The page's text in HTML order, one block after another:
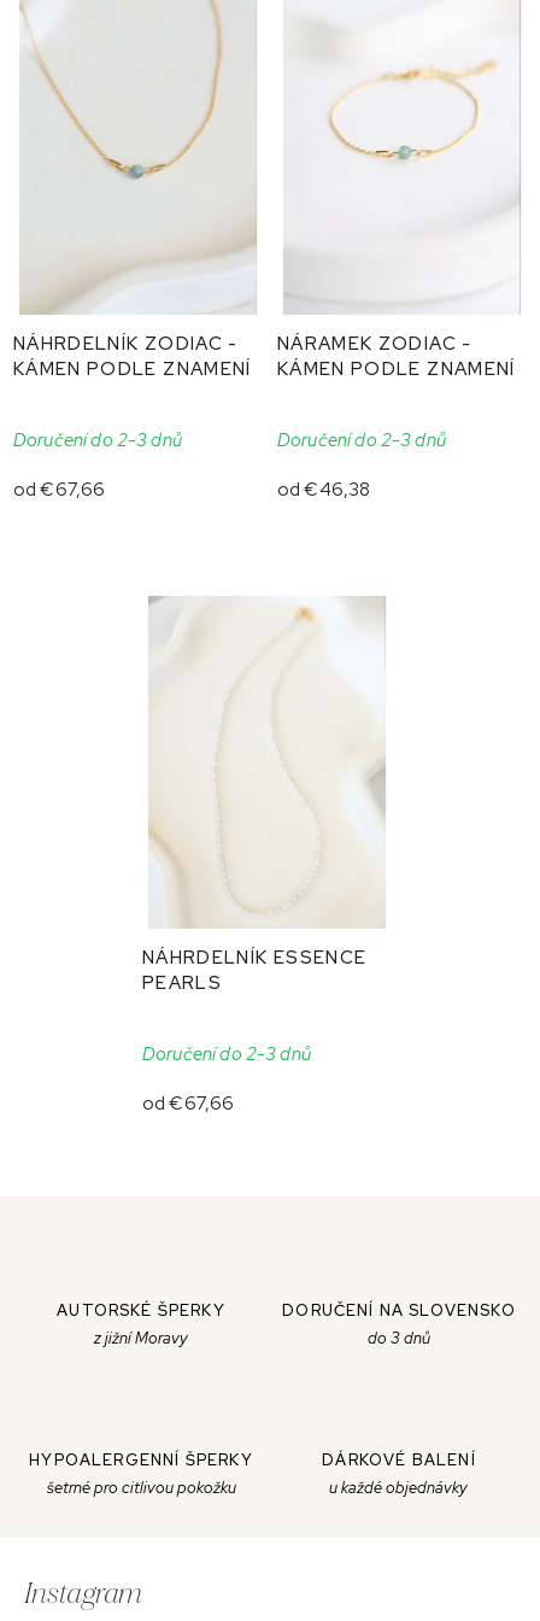
NÁHRDELNÍK ZODIAC -
KÁMEN PODLE ZNAMENÍ
Doručení do 2-3 dnů
od €67,66
NÁRAMEK ZODIAC -
KÁMEN PODLE ZNAMENÍ
Doručení do 2-3 dnů
od €46,38
NÁHRDELNÍK ESSENCE
PEARLS
Doručení do 2-3 dnů
od €67,66
AUTORSKÉ ŠPERKY
z jižní Moravy
DORUČENÍ NA SLOVENSKO
do 3 dnů
HYPOALERGENNÍ ŠPERKY
šetrné pro citlivou pokožku
DÁRKOVÉ BALENÍ
u každé objednávky
Instagram